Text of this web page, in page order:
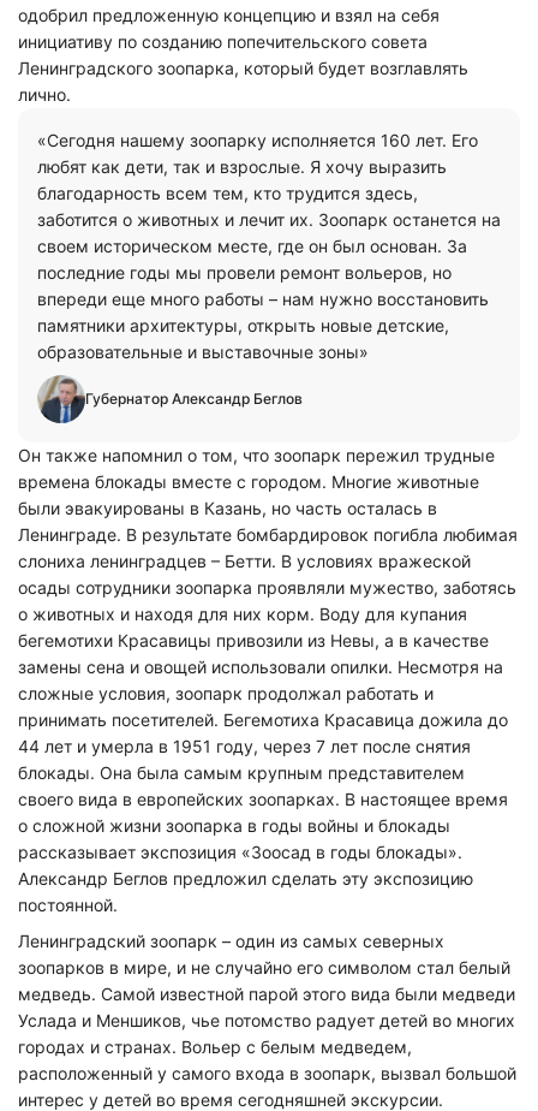
одобрил предложенную концепцию и взял на себя
инициативу по созданию попечительского совета
Ленинградского зоопарка, который будет возглавлять
лично.
«Сегодня нашему зоопарку исполняется 160 лет. Его
любят как дети, так и взрослые. Я хочу выразить
благодарность всем тем, кто трудится здесь,
заботится о животных и лечит их. Зоопарк останется на
своем историческом месте, где он был основан. За
последние годы мы провели ремонт вольеров, но
впереди еще много работы – нам нужно восстановить
памятники архитектуры, открыть новые детские,
образовательные и выставочные зоны»
Губернатор Александр Беглов
Он также напомнил о том, что зоопарк пережил трудные
времена блокады вместе с городом. Многие животные
были эвакуированы в Казань, но часть осталась в
Ленинграде. В результате бомбардировок погибла любимая
слониха ленинградцев – Бетти. В условиях вражеской
осады сотрудники зоопарка проявляли мужество, заботясь
о животных и находя для них корм. Воду для купания
бегемотихи Красавицы привозили из Невы, а в качестве
замены сена и овощей использовали опилки. Несмотря на
сложные условия, зоопарк продолжал работать и
принимать посетителей. Бегемотиха Красавица дожила до
44 лет и умерла в 1951 году, через 7 лет после снятия
блокады. Она была самым крупным представителем
своего вида в европейских зоопарках. В настоящее время
о сложной жизни зоопарка в годы войны и блокады
рассказывает экспозиция «Зоосад в годы блокады».
Александр Беглов предложил сделать эту экспозицию
постоянной.
Ленинградский зоопарк – один из самых северных
зоопарков в мире, и не случайно его символом стал белый
медведь. Самой известной парой этого вида были медведи
Услада и Меншиков, чье потомство радует детей во многих
городах и странах. Вольер с белым медведем,
расположенный у самого входа в зоопарк, вызвал большой
интерес у детей во время сегодняшней экскурсии.